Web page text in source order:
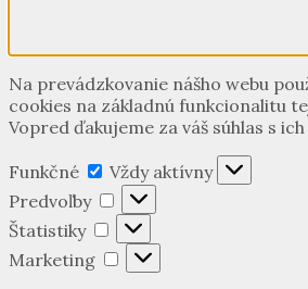
Na prevádzkovanie nášho webu
cookies na základnú funkcionalitu
Vopred ďakujeme za váš súhlas s
Funkčné Funkčné
Vždy aktívny
Predvoľby
Predvoľby
Štatistiky
Štatistiky
Marketing
Marketing